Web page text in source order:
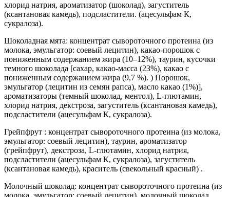
хлорид натрия, ароматизатор (шоколад), загуститель
(ксантановая камедь), подсластители. (ацесульфам К,
сукралоза).
Шоколадная мята: концентрат сывороточного протеина (из
молока, эмульгатор: соевый лецитин), какао-порошок с
пониженным содержанием жира (10–12%), таурин, кусочки
темного шоколада [сахар, какао-масса (23%), какао с
пониженным содержанием жира (9,7 %). ) Порошок,
эмульгатор (лецитин из семян рапса), масло какао (1%)],
ароматизаторы (темный шоколад, ментол), L-глютамин,
хлорид натрия, декстроза, загуститель (ксантановая камедь),
подсластители (ацесульфам К, сукралоза).
Грейпфрут : концентрат сывороточного протеина (из молока,
эмульгатор: соевый лецитин), таурин, ароматизатор
(грейпфрут), декстроза, L-глютамин, хлорид натрия,
подсластители (ацесульфам К, сукралоза), загуститель
(ксантановая камедь), краситель (свекольный красный) .
Молочный шоколад: концентрат сывороточного протеина (из
молока, эмульгатор: соевый лецитин), молочный шоколад